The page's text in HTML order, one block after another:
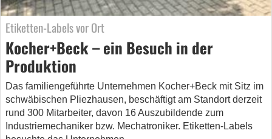
Etiketten-Labels vor Ort
Kocher+Beck – ein Besuch in der
Produktion
Das familiengeführte Unternehmen Kocher+Beck mit Sitz im
schwäbischen Pliezhausen, beschäftigt am Standort derzeit
rund 300 Mitarbeiter, davon 16 Auszubildende zum
Industriemechaniker bzw. Mechatroniker. Etiketten-Labels